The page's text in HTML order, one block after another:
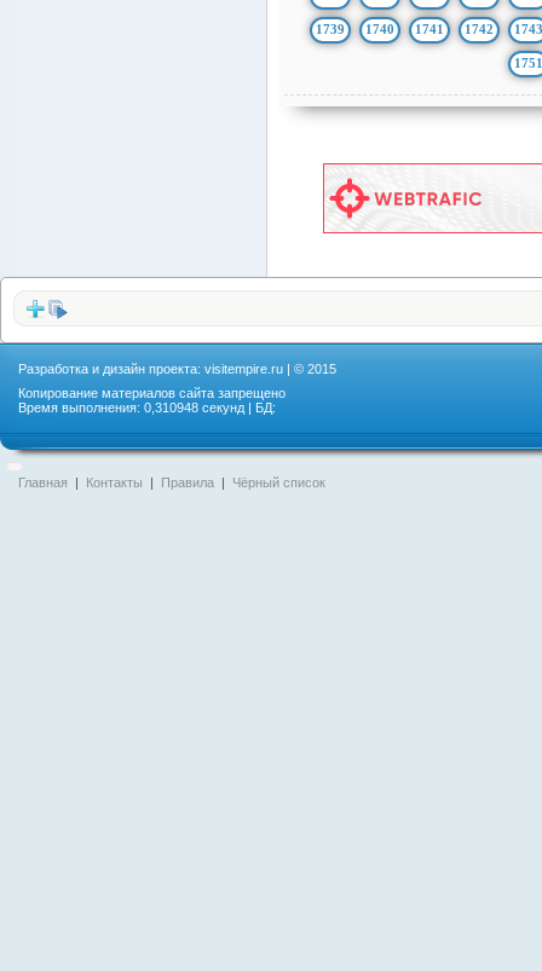
1739 1740 1741 1742 1743
1751
Разработка и дизайн проекта: visitempire.ru | © 2015
Копирование материалов сайта запрещено
Время выполнения: 0,310948 секунд | БД:
Главная | Контакты | Правила | Чёрный список